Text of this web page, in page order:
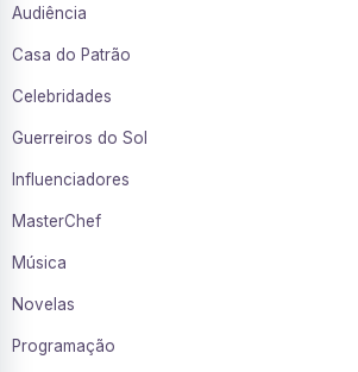
Audiência
Casa do Patrão
Celebridades
Guerreiros do Sol
Influenciadores
MasterChef
Música
Novelas
Programação